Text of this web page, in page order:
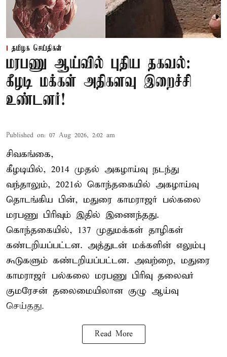
தமிழக செய்திகள்
மரபணு ஆய்வில் புதிய தகவல்:
கீழடி மக்கள் அதிகளவு இறைச்சி
உண்டனர்!
Published on: 07 Aug 2026, 2:02 am
சிவகங்கை,
கீழடியில், 2014 முதல் அகழாய்வு நடந்து
வந்தாலும், 2021ல் கொந்தகையில் அகழாய்வு
தொடங்கிய பின், மதுரை காமராஜர் பல்கலை
மரபணு பிரிவும் இதில் இணைந்தது.
கொந்தகையில், 137 முதுமக்கள் தாழிகள்
கண்டறியப்பட்டன. அத்துடன் மக்களின் எலும்பு
கூடுகளும் கண்டறியப்பட்டன. அவற்றை, மதுரை
காமராஜர் பல்கலை மரபணு பிரிவு தலைவர்
குமரேசன் தலைமையிலான குழு ஆய்வு
செய்தது.
Read More